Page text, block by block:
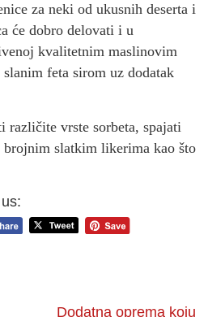
za neki od ukusnih deserta i
će dobro delovati i u
kvalitetnim maslinovim
feta sirom uz dodatak
različite vrste sorbeta, spajati
slatkim likerima kao što
Dodatna oprema koju